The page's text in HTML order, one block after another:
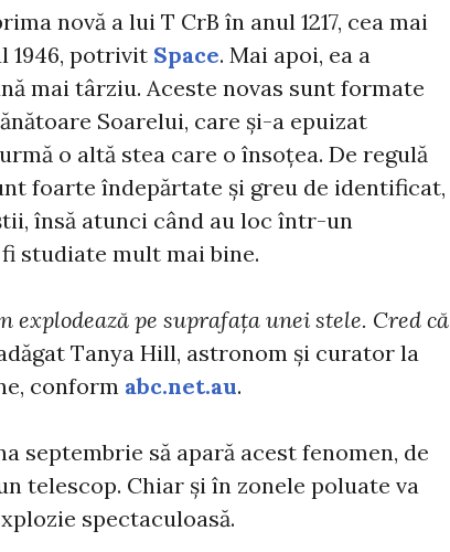
novă a lui T CrB în anul 1217, cea mai
1946, potrivit Space. Mai apoi, ea a
mai târziu. Aceste novas sunt formate
Soarelui, care și-a epuizat
o altă stea care o însoțea. De regulă
foarte îndepărtate și greu de identificat,
însă atunci când au loc într-un
studiate mult mai bine.
explodează pe suprafața unei stele. Cred că
Tanya Hill, astronom și curator la
conform abc.net.au.
septembrie să apară acest fenomen, de
telescop. Chiar și în zonele poluate va
spectaculoasă.